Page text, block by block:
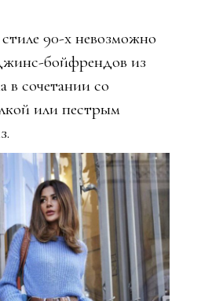
90-х невозможно
бойфрендов из
в сочетании со
или пестрым